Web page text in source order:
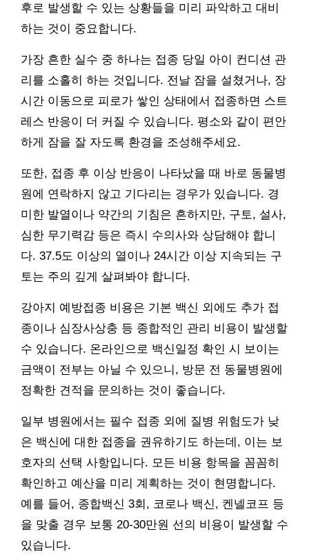
후로 발생할 수 있는 상황들을 미리 파악하고 대비
하는 것이 중요합니다.
가장 흔한 실수 중 하나는 접종 당일 아이 컨디션 관
리를 소홀히 하는 것입니다. 전날 잠을 설쳤거나, 장
시간 이동으로 피로가 쌓인 상태에서 접종하면 스트
레스 반응이 더 커질 수 있습니다. 평소와 같이 편안
하게 잠을 잘 자도록 환경을 조성해주세요.
또한, 접종 후 이상 반응이 나타났을 때 바로 동물병
원에 연락하지 않고 기다리는 경우가 있습니다. 경
미한 발열이나 약간의 기침은 흔하지만, 구토, 설사,
심한 무기력감 등은 즉시 수의사와 상담해야 합니
다. 37.5도 이상의 열이나 24시간 이상 지속되는 구
토는 주의 깊게 살펴봐야 합니다.
강아지 예방접종 비용은 기본 백신 외에도 추가 접
종이나 심장사상충 등 종합적인 관리 비용이 발생할
수 있습니다. 온라인으로 백신일정 확인 시 보이는
금액이 전부는 아닐 수 있으니, 방문 전 동물병원에
정확한 견적을 문의하는 것이 좋습니다.
일부 병원에서는 필수 접종 외에 질병 위험도가 낮
은 백신에 대한 접종을 권유하기도 하는데, 이는 보
호자의 선택 사항입니다. 모든 비용 항목을 꼼꼼히
확인하고 예산을 미리 계획하는 것이 현명합니다.
예를 들어, 종합백신 3회, 코로나 백신, 켄넬코프 등
을 맞출 경우 보통 20-30만원 선의 비용이 발생할 수
있습니다.